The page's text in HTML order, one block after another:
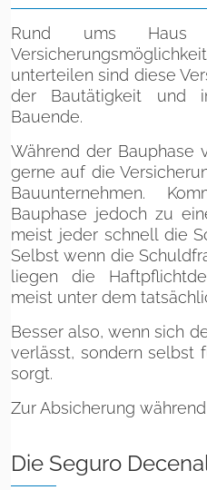
Rund ums
unterteilen sind diese
der Bautätigkeit und
Bauende.
Während der Bauphase
gerne auf die
Bauunternehmen.
Bauphase jedoch zu
meist jeder schnell die
Selbst wenn die
liegen die
meist unter dem
Besser also, wenn sich
verlässt, sondern selbst
sorgt.
Zur Absicherung
Die Seguro